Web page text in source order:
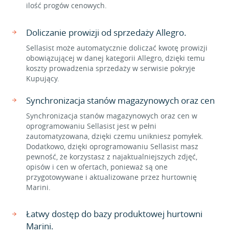
ilość progów cenowych.
Doliczanie prowizji od sprzedaży Allegro.
Sellasist może automatycznie doliczać kwotę prowizji
obowiązującej w danej kategorii Allegro, dzięki temu
koszty prowadzenia sprzedaży w serwisie pokryje
Kupujący.
Synchronizacja stanów magazynowych oraz cen
Synchronizacja stanów magazynowych oraz cen w
oprogramowaniu Sellasist jest w pełni
zautomatyzowana, dzięki czemu unikniesz pomyłek.
Dodatkowo, dzięki oprogramowaniu Sellasist masz
pewność, że korzystasz z najaktualniejszych zdjęć,
opisów i cen w ofertach, ponieważ są one
przygotowywane i aktualizowane przez hurtownię
Marini.
Łatwy dostęp do bazy produktowej hurtowni
Marini.